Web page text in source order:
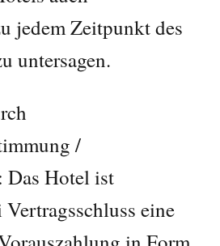
jedem Zeitpunkt des
untersagen.
/
Das Hotel ist
eine